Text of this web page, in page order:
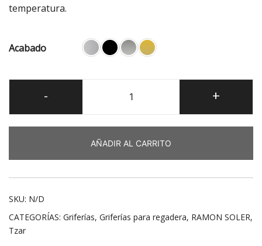
$4,524.00
hasta
temperatura.
Acabado
-
Monomando
empotrado
1
vía
metálica
+
AÑADIR AL CARRITO
SKU: N/D
CATEGORÍAS: Griferías, Griferías para regadera, RAMON SOLER,
Tzar